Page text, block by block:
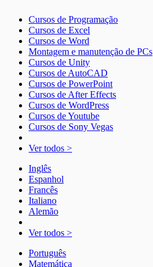
Cursos de Programação
Cursos de Excel
Cursos de Word
Montagem e manutenção de PCs
Cursos de Unity
Cursos de AutoCAD
Cursos de PowerPoint
Cursos de After Effects
Cursos de WordPress
Cursos de Youtube
Cursos de Sony Vegas
Ver todos >
Inglês
Espanhol
Francês
Italiano
Alemão
Ver todos >
Português
Matemática